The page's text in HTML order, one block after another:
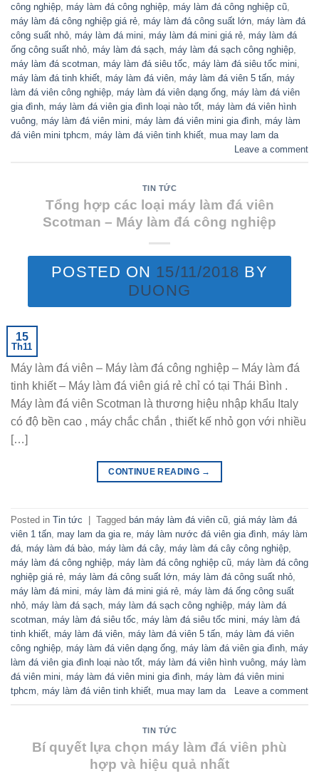
công nghiệp máy làm đá công nghiệp máy làm đá công nghiệp cũ
máy làm đá công nghiệp giá rẻ máy làm đá công suất lớn máy làm đá
công suất nhỏ máy làm đá mini máy làm đá mini giá rẻ máy làm đá
ống công suất nhỏ máy làm đá sạch máy làm đá sạch công nghiệp
máy làm đá scotman máy làm đá siêu tốc máy làm đá siêu tốc mini
máy làm đá tinh khiết máy làm đá viên máy làm đá viên 5 tấn máy
làm đá viên công nghiệp máy làm đá viên dạng ống máy làm đá viên
gia đình máy làm đá viên gia đình loại nào tốt máy làm đá viên hình
vuông máy làm đá viên mini máy làm đá viên mini gia đình máy làm
đá viên mini tphcm máy làm đá viên tinh khiết mua may lam da
Leave a comment
TIN TỨC
Tổng hợp các loại máy làm đá viên
Scotman – Máy làm đá công nghiệp
POSTED ON 15/11/2018 BY
DUONG
15
Th11
Máy làm đá viên – Máy làm đá công nghiệp – Máy làm đá
tinh khiết – Máy làm đá viên giá rẻ chỉ có tại Thái Bình .
Máy làm đá viên Scotman là thương hiệu nhập khẩu Italy
có độ bền cao , máy chắc chắn , thiết kế nhỏ gọn với nhiều
[…]
CONTINUE READING →
Posted in Tin tức Tagged bán máy làm đá viên cũ, giá máy làm đá
viên 1 tấn, may lam da gia re, máy làm nước đá viên gia đình, máy làm
đá, máy làm đá bào, máy làm đá cây, máy làm đá cây công nghiệp,
máy làm đá công nghiệp, máy làm đá công nghiệp cũ, máy làm đá công
nghiệp giá rẻ, máy làm đá công suất lớn, máy làm đá công suất nhỏ,
máy làm đá mini, máy làm đá mini giá rẻ, máy làm đá ống công suất
nhỏ, máy làm đá sạch, máy làm đá sạch công nghiệp, máy làm đá
scotman, máy làm đá siêu tốc, máy làm đá siêu tốc mini, máy làm đá
tinh khiết, máy làm đá viên, máy làm đá viên 5 tấn, máy làm đá viên
công nghiệp, máy làm đá viên dạng ống, máy làm đá viên gia đình, máy
làm đá viên gia đình loại nào tốt, máy làm đá viên hình vuông, máy làm
đá viên mini, máy làm đá viên mini gia đình, máy làm đá viên mini
tphcm, máy làm đá viên tinh khiết, mua may lam da Leave a comment
TIN TỨC
Bí quyết lựa chọn máy làm đá viên phù
hợp và hiệu quả nhất